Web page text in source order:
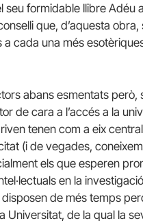
seu formidable llibre Adéu
que, d’aquesta obra,
cada una més
abans esmentats però,
de cara a l’accés a la
tenen com a eix
(i de vegades,
els que esperen
en la
de més temps
Universitat, de la qual la